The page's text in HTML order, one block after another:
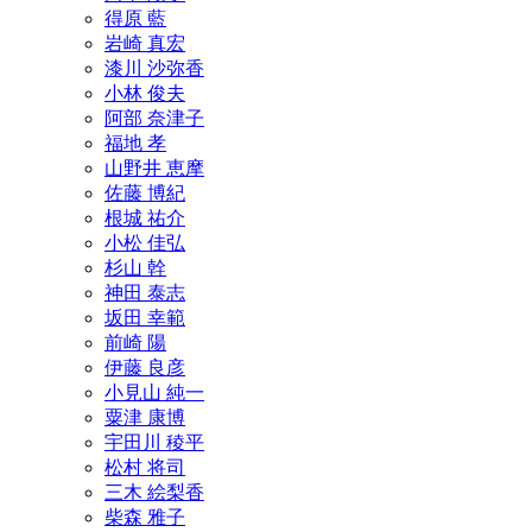
得原 藍
岩崎 真宏
漆川 沙弥香
小林 俊夫
阿部 奈津子
福地 孝
山野井 恵摩
佐藤 博紀
根城 祐介
小松 佳弘
杉山 幹
神田 泰志
坂田 幸範
前崎 陽
伊藤 良彦
小見山 純一
粟津 康博
宇田川 稜平
松村 将司
三木 絵梨香
柴森 雅子